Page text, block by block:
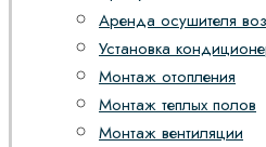
Аренда осушителя
Установка
Монтаж отопления
Монтаж теплых полов
Монтаж вентиляции